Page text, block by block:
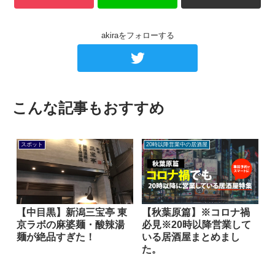
akiraをフォローする
こんな記事もおすすめ
スポット
【中目黒】新潟三宝亭 東
京ラボの麻婆麺・酸辣湯
麺が絶品すぎた！
20時以降営業中の居酒屋
【秋葉原篇】※コロナ禍
必見※20時以降営業して
いる居酒屋まとめまし
た。